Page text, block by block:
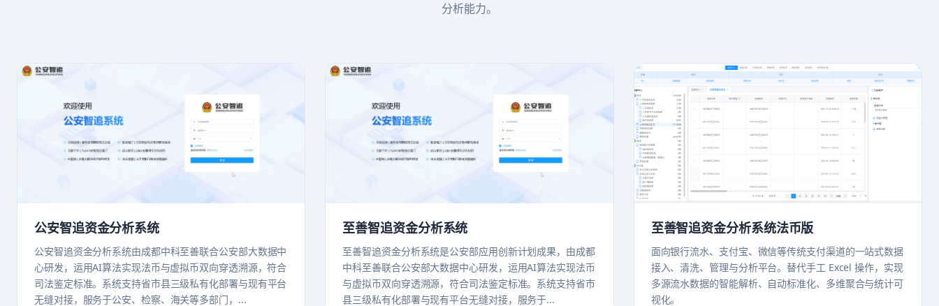
分析能力。
公安智追资金分析系统
公安智追资金分析系统由成都中科至善联合公安部大数据中
心研发，运用AI算法实现法币与虚拟币双向穿透溯源，符合
司法鉴定标准。系统支持省市县三级私有化部署与现有平台
无缝对接，服务于公安、检察、海关等多部门，...
至善智追资金分析系统
至善智追资金分析系统是公安部应用创新计划成果，由成都
中科至善联合公安部大数据中心研发，运用AI算法实现法币
与虚拟币双向穿透溯源，符合司法鉴定标准。系统支持省市
县三级私有化部署与现有平台无缝对接，服务于...
至善智追资金分析系统法币版
面向银行流水、支付宝、微信等传统支付渠道的一站式数据
接入、清洗、管理与分析平台。替代手工 Excel 操作，实现
多源流水数据的智能解析、自动标准化、多维聚合与统计可
视化。